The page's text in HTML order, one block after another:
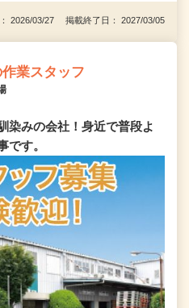
2026/03/27 掲載終了日： 2027/03/05
業スタッフ
みの会社！身近で普段よ
です。